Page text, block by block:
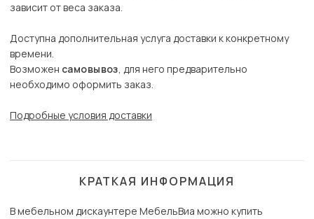
зависит от веса заказа.
Доступна дополнительная услуга доставки к конкретному
времени.
Возможен самовывоз, для него предварительно
необходимо оформить заказ.
Подробные условия доставки
КРАТКАЯ ИНФОРМАЦИЯ
В мебельном дискаунтере МебельВиа можно купить